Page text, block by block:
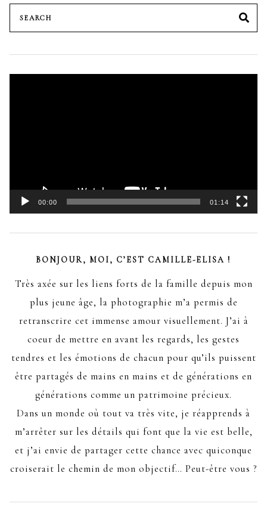
Search
for:
00:00 01:14
BONJOUR, MOI, C’EST CAMILLE-ELISA !
Très axée sur les liens forts de la famille depuis mon
plus jeune âge, la photographie m’a permis de
retranscrire cet immense amour visuellement. J’ai à
coeur de mettre en avant les regards, les gestes
tendres et les émotions de chacun pour qu’ils puissent
être partagés de mains en mains et de générations en
générations comme un patrimoine précieux.
Dans un monde où tout va très vite, je réapprends à
m’arrêter sur les détails qui font que la vie est belle,
et j’ai envie de partager cette chance avec quiconque
croiserait le chemin de mon objectif… Peut-être vous ?